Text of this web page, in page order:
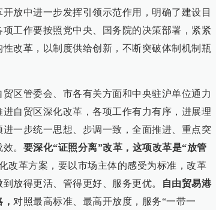
放中进一步发挥引领示范作用，明确了建设目
工作要按照党中央、国务院的决策部署，紧紧
改革，以制度供给创新，不断突破体制机制瓶
区管委会、市各有关方面和中央驻沪单位通力
自贸区深化改革，各项工作有力有序，进展理
一步统一思想、步调一致，全面推进、重点突
。 要深化“证照分离”改革，这项改革是“放管
改革方案，要以市场主体的感受为标准，改革
放得更活、管得更好、服务更优。
自由贸易港
对照最高标准、最高开放度，服务“一带一